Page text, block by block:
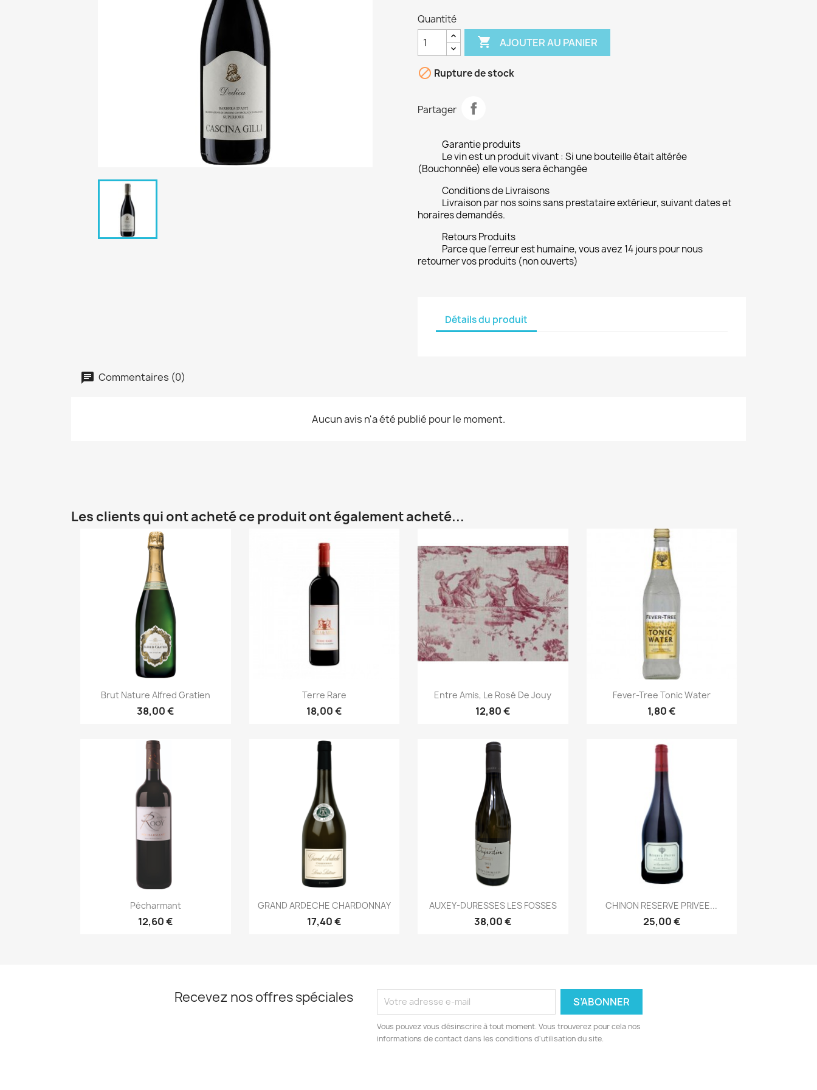
Quantité
 AJOUTER AU PANIER
 Rupture de stock
Partager
Garantie produits
Le vin est un produit vivant : Si une bouteille était altérée
(Bouchonnée) elle vous sera échangée
Conditions de Livraisons
Livraison par nos soins sans prestataire extérieur, suivant dates et
horaires demandés.
Retours Produits
Parce que l'erreur est humaine, vous avez 14 jours pour nous
retourner vos produits (non ouverts)
Détails du produit
Commentaires (0)
Aucun avis n'a été publié pour le moment.
Les clients qui ont acheté ce produit ont également acheté...
Aperçu rapide
Brut Nature Alfred Gratien
38,00 €
Aperçu rapide
Terre Rare
18,00 €
Aperçu rapide
Entre Amis, Le Rosé De Jouy
12,80 €
Aperçu rapide
Fever-Tree Tonic Water
1,80 €
Aperçu rapide
Pécharmant
12,60 €
Aperçu rapide
GRAND ARDECHE CHARDONNAY
17,40 €
Aperçu rapide
AUXEY-DURESSES LES FOSSES
38,00 €
Aperçu rapide
CHINON RESERVE PRIVEE...
25,00 €
Recevez nos offres spéciales
Vous pouvez vous désinscrire à tout moment. Vous trouverez pour cela nos
informations de contact dans les conditions d'utilisation du site.